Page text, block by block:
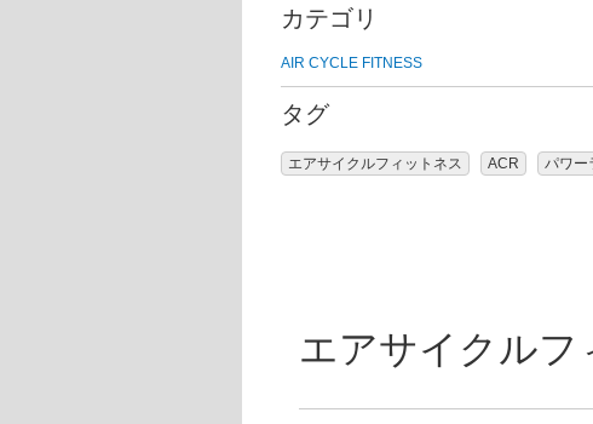
カテゴリ
AIR CYCLE FITNESS
タグ
エアサイクルフィットネス ACR パワー
エアサイクル